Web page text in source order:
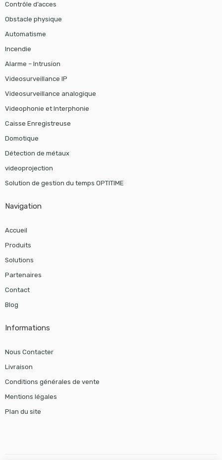
Contrôle d’acces
Obstacle physique
Automatisme
Incendie
Alarme – Intrusion
Videosurveillance IP
Videosurveillance analogique
Videophonie et Interphonie
Caisse Enregistreuse
Domotique
Détection de métaux
videoprojection
Solution de gestion du temps OPTITIME
Navigation
Accueil
Produits
Solutions
Partenaires
Contact
Blog
Informations
Nous Contacter
Livraison
Conditions générales de vente
Mentions légales
Plan du site